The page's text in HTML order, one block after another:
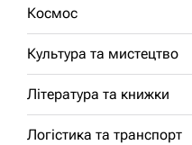
Космос
Культура та мистецтво
Література та книжки
Логістика та транспорт